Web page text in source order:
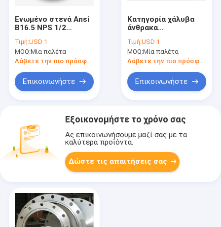
Ενωμένο στενά Ansi
B16.5 NPS 1/2
Q355B λαιμών
χάλυβα άνθρακα» -
24»
Τιμή:USD 1
MOQ:Μία παλέτα
Λάβετε την πιο πρόσφατη τιμή
Επικοινωνήστε
Κατηγορία χάλυβα
άνθρακα
Ansi B16.5 1/2
φλαντζών WN
λαιμών συγκόλλησης
Τιμή:USD 1
MOQ:Μία παλέτα
Λάβετε την πιο πρόσφατη τιμή
Επικοινωνήστε
Εξοικονομήστε το χρόνο σας
Ας επικοινωνήσουμε μαζί σας με τα
καλύτερα προϊόντα.
Δώστε τις απαιτήσεις σας